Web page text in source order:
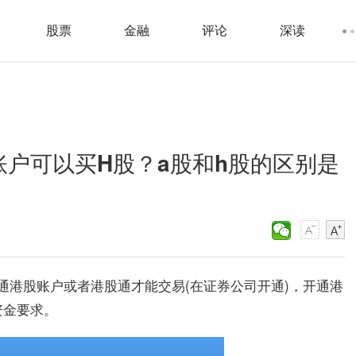
股票 金融 评论 深读
可以买H股？a股和h股的区别是
股账户或者港股通才能交易(在证券公司开通)，开通港
要求。